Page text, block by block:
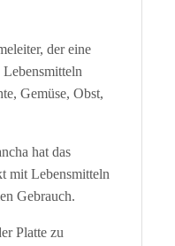
der eine
Gemüse, Obst,
hat das
mit Lebensmitteln
Gebrauch.
Platte zu